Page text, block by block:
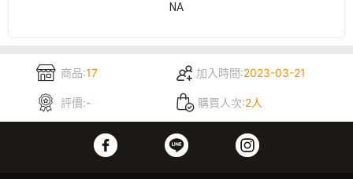
NA
商品:17 加入時間:2023-03-21
評價:- 購買人次:2人